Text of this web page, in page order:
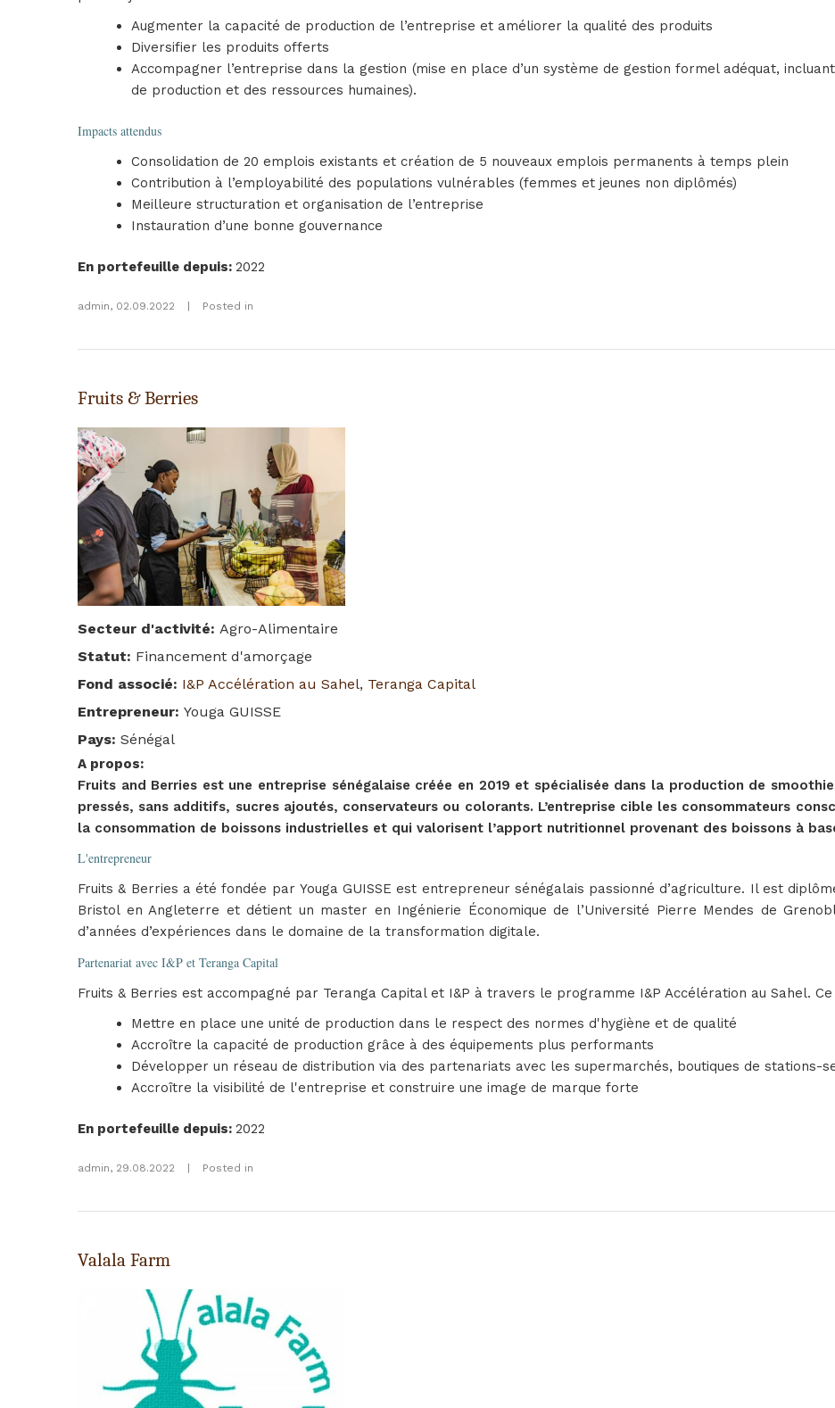
Augmenter la capacité de production de l’entreprise et améliorer la qualité des produits
Diversifier les produits offerts
Accompagner l’entreprise dans la gestion (mise en place d’un système de gestion formel adéquat,
de production et des ressources humaines).
Impacts attendus
Consolidation de 20 emplois existants et création de 5 nouveaux emplois permanents à temps plein
Contribution à l’employabilité des populations vulnérables (femmes et jeunes non diplômés)
Meilleure structuration et organisation de l’entreprise
Instauration d’une bonne gouvernance
En portefeuille depuis: 2022
admin, 02.09.2022 Posted in
Fruits & Berries
Secteur d'activité: Agro-Alimentaire
Statut: Financement d'amorçage
Fond associé: I&P Accélération au Sahel, Teranga Capital
Entrepreneur: Youga GUISSE
Pays: Sénégal
A propos:
Fruits and Berries est une entreprise sénégalaise créée en 2019 et spécialisée dans la production de
pressés, sans additifs, sucres ajoutés, conservateurs ou colorants. L’entreprise cible les consommateurs
la consommation de boissons industrielles et qui valorisent l’apport nutritionnel provenant des boissons à
L'entrepreneur
Fruits & Berries a été fondée par Youga GUISSE est entrepreneur sénégalais passionné d’agriculture. Il est
Bristol en Angleterre et détient un master en Ingénierie Économique de l’Université Pierre Mendes de
d’années d’expériences dans le domaine de la transformation digitale.
Partenariat avec I&P et Teranga Capital
Fruits & Berries est accompagné par Teranga Capital et I&P à travers le programme I&P Accélération au Sahel.
Mettre en place une unité de production dans le respect des normes d'hygiène et de qualité
Accroître la capacité de production grâce à des équipements plus performants
Développer un réseau de distribution via des partenariats avec les supermarchés, boutiques de stations-
Accroître la visibilité de l'entreprise et construire une image de marque forte
En portefeuille depuis: 2022
admin, 29.08.2022 Posted in
Valala Farm